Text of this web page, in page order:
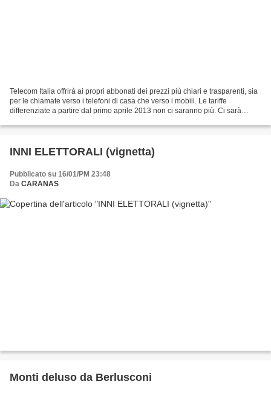
Telecom Italia offrirà ai propri abbonati dei prezzi più chiari e trasparenti, sia
per le chiamate verso i telefoni di casa che verso i mobili. Le tariffe
differenziate a partire dal primo aprile 2013 non ci saranno più. Ci sarà
INNI ELETTORALI (vignetta)
Pubblicato su 16/01/PM 23:48
Da CARANAS
Monti deluso da Berlusconi